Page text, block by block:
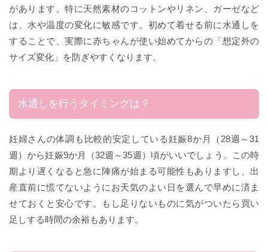
があります。特に天然素材のコットンやリネン、ガーゼなど
は、水や温度の変化に敏感です。初めて着せる前に水通しを
することで、実際に赤ちゃんが使い始めてからの「想定外の
サイズ変化」を防ぎやすくなります。
水通しを行うタイミングは？
妊婦さんの体調も比較的安定している妊娠8か月（28週～31
週）から妊娠9か月（32週～35週）頃がいいでしょう。この時
期より遅くなると急に陣痛が始まる可能性もありますし、出
産直前に慌てないようにお天気のよい日を選んで早めに済ま
せておくと安心です。もし足りないものに気がついたら買い
足しする時間の余裕もあります。